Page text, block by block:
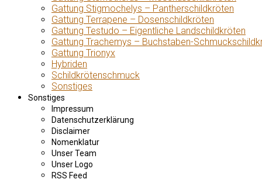
Gattung Stigmochelys – Pantherschildkröten
Gattung Terrapene – Dosenschildkröten
Gattung Testudo – Eigentliche Landschildkröten
Gattung Trachemys – Buchstaben-
Gattung Trionyx
Hybriden
Schildkrötenschmuck
Sonstiges
Sonstiges
Impressum
Datenschutzerklärung
Disclaimer
Nomenklatur
Unser Team
Unser Logo
RSS Feed